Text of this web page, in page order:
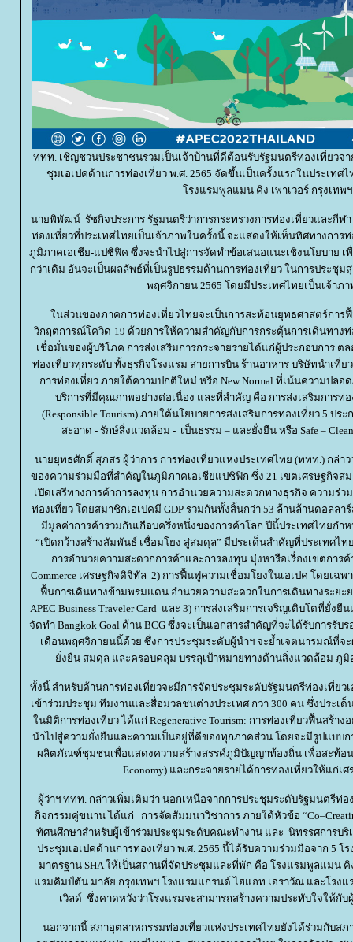
ททท. เชิญชวนประชาชนร่วมเป็นเจ้าบ้านที่ดีต้อนรับรัฐมนตรีท่องเที่ยวจ
ชุมเอเปคด้านการท่องเที่ยว พ.ศ. 2565 จัดขึ้นเป็นครั้งแรกในประเทศ
รงแรมพูลแมน คิง เพาเวอร์ กรุงเทพฯ
นายพิพัฒน์ รัชกิจประการ รัฐมนตรีว่าการกระทรวงการท่องเที่ยวและกีฬา
ท่องเที่ยวที่ประเทศไทยเป็นเจ้าภาพในครั้งนี้ จะแสดงให้เห็นทิศทางการ
ภูมิภาคเอเชีย-แปซิฟิค ซึ่งจะนำไปสู่การจัดทำข้อเสนอแนะเชิงนโยบาย
กว่าเดิม อันจะเป็นผลลัพธ์ที่เป็นรูปธรรมด้านการท่องเที่ยว ในการประชุ
พฤศจิกายน 2565 โดยมีประเทศไทยเป็นเจ้าภ
นส่วนของภาคการท่องเที่ยวไทยจะเป็นการสะท้อนยุทธศาสตร์การ
วิกฤตการณ์โควิด-19 ด้วยการให้ความสำคัญกับการกระตุ้นการเดินทางท่
เชื่อมั่นของผู้บริโภค การส่งเสริมการกระจายรายได้แก่ผู้ประกอบการ ต
ท่องเที่ยวทุกระดับ ทั้งธุรกิจโรงแรม สายการบิน ร้านอาหาร บริษัทนำเที่
การท่องเที่ยว ภายใต้ความปกติใหม่ หรือ New Normal ที่เน้นความปล
บริการที่มีคุณภาพอย่างต่อเนื่อง และที่สำคัญ คือ การส่งเสริมการท่
(Responsible Tourism) ภายใต้นโยบายการส่งเสริมการท่องเที่ยว 5 ปร
สะอาด - รักษ์สิ่งแวดล้อม - เป็นธรรม – และยั่งยืน หรือ Safe – Clean
นายยุทธศักดิ์ สุภสร ผู้ว่าการ การท่องเที่ยวแห่งประเทศไทย (ททท.) กล่าว
ของความร่วมมือที่สำคัญในภูมิภาคเอเชียแปซิฟิก ซึ่ง 21 เขตเศรษฐกิจสม
เปิดเสรีทางการค้าการลงทุน การอำนวยความสะดวกทางธุรกิจ ความร่
ท่องเที่ยว โดยสมาชิกเอเปคมี GDP รวมกันทั้งสิ้นกว่า 53 ล้านล้านดอลลา
มีมูลค่าการค้ารวมกันเกือบครึ่งหนึ่งของการค้าโลก ปีนี้ประเทศไทยก
“เปิดกว้างสร้างสัมพันธ์ เชื่อมโยง สู่สมดุล” มีประเด็นสำคัญที่ประเทศไ
การอำนวยความสะดวกการค้าและการลงทุน มุ่งหารือเรื่องเขตการค้
Commerce เศรษฐกิจดิจิทัล 2) การฟื้นฟูความเชื่อมโยงในเอเปค โดยเฉพ
ฟื้นการเดินทางข้ามพรมแดน อำนวยความสะดวกในการเดินทางระยะ
APEC Business Traveler Card และ 3) การส่งเสริมการเจริญเติบโตที่ยั่
จัดทำ Bangkok Goal ด้าน BCG ซึ่งจะเป็นเอกสารสำคัญที่จะได้รับการรับ
เดือนพฤศจิกายนนี้ด้วย ซึ่งการประชุมระดับผู้นำฯ จะย้ำเจตนารมณ์ที่จ
งยืน สมดุล และครอบคลุม บรรลุเป้าหมายทางด้านสิ่งแวดล้อม ภู
ทั้งนี้ สำหรับด้านการท่องเที่ยวจะมีการจัดประชุมระดับรัฐมนตรีท่องเที่ย
เข้าร่วมประชุม ทีมงานและสื่อมวลชนต่างประเทศ กว่า 300 คน ซึ่งประเ
นมิติการท่องเที่ยว ได้แก่ Regenerative Tourism: การท่องเที่ยวฟื้นสร้าง
นำไปสู่ความยั่งยืนและความเป็นอยู่ที่ดีของทุกภาคส่วน โดยจะมีรูปแบบ
ผลิตภัณฑ์ชุมชนเพื่อแสดงความสร้างสรรค์ภูมิปัญญาท้องถิ่น เพื่อสะท้อนแ
Economy) และกระจายรายได้การท่องเที่ยวให้แก่เ
ผู้ว่าฯ ททท. กล่าวเพิ่มเติมว่า นอกเหนือจากการประชุมระดับรัฐมนตรีท่
กิจกรรมคู่ขนาน ได้แก่ การจัดสัมมนาวิชาการ ภายใต้หัวข้อ
ทัศนศึกษาสำหรับผู้เข้าร่วมประชุมระดับคณะทำงาน และ นิทรรศการบ
ประชุมเอเปคด้านการท่องเที่ยว พ.ศ. 2565 นี้ได้รับความร่วมมือจาก 5
มาตรฐาน SHA ให้เป็นสถานที่จัดประชุมและที่พัก คือ โรงแรมพูลแมน คิ
รมคิมป์ตัน มาลัย กรุงเทพฯ โรงแรมแกรนด์ ไฮแอท เอราวัณ และโรง
เวิลด์ ซึ่งคาดหวังว่าโรงแรมจะสามารถสร้างความประทับใจให้กับ
นอกจากนี้ สภาอุตสาหกรรมท่องเที่ยวแห่งประเทศไทยยังได้ร่วมกับสภ